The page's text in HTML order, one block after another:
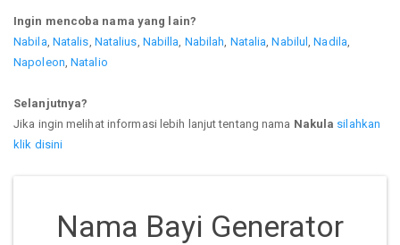
Ingin mencoba nama yang lain?
Nabila Natalis Natalius Nabilla Nabilah Natalia ,Nabilul ,Nadila
Napoleon ,Natalio
Selanjutnya?
Jika ingin melihat informasi lebih lanjut tentang nama Nakula silahkan
klik disini
Nama Bayi Generator